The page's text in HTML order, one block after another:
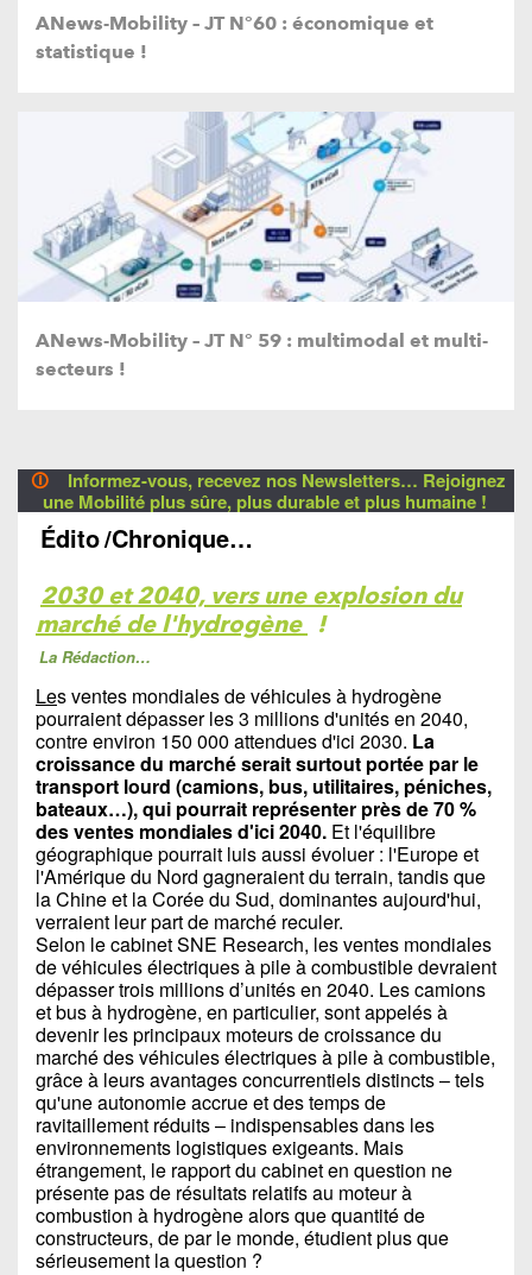
ANews-Mobility – JT N°60 : économique et
statistique !
ANews-Mobility – JT N° 59 : multimodal et multi-
secteurs !
🛈
Informez-vous, recevez nos Newsletters… Rejoignez
une Mobilité plus sûre, plus durable et plus humaine !
Édito/Chronique…
2030 et 2040, vers une explosion du
marché de l'hydrogène !
La Rédaction…
Les ventes mondiales de véhicules à hydrogène
pourraient dépasser les 3 millions d'unités en 2040,
contre environ 150 000 attendues d'ici 2030. La
croissance du marché serait surtout portée par le
transport lourd (camions, bus, utilitaires, péniches,
bateaux…), qui pourrait représenter près de 70 %
des ventes mondiales d'ici 2040. Et l'équilibre
géographique pourrait luis aussi évoluer : l'Europe et
l'Amérique du Nord gagneraient du terrain, tandis que
la Chine et la Corée du Sud, dominantes aujourd'hui,
verraient leur part de marché reculer.
Selon le cabinet SNE Research, les ventes mondiales
de véhicules électriques à pile à combustible devraient
dépasser trois millions d’unités en 2040. Les camions
et bus à hydrogène, en particulier, sont appelés à
devenir les principaux moteurs de croissance du
marché des véhicules électriques à pile à combustible,
grâce à leurs avantages concurrentiels distincts – tels
qu'une autonomie accrue et des temps de
ravitaillement réduits – indispensables dans les
environnements logistiques exigeants. Mais
étrangement, le rapport du cabinet en question ne
présente pas de résultats relatifs au moteur à
combustion à hydrogène alors que quantité de
constructeurs, de par le monde, étudient plus que
sérieusement la question ?